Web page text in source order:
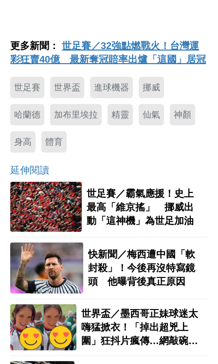
更多新聞：世足賽／32強點燃戰火！台灣運
彩狂賣40億 最新奪冠賠率出爐「這國」居冠
世足賽 世界盃 進球機器 挪威
哈蘭德 加布里埃拉 精靈 仙氣 神顏
身高 體育
延伸閱讀
世足賽／霸氣應援！史上
最高「維京搖」 挪威出
動「這神機」為世足加油
快新聞／梅西遭中國「軟
封殺」！今後再沒特寫鏡
頭 他曝背後真正原因
世界盃／墨西哥正妹球迷太
嗨猛掀衣！「掉出超兇上
圍」狂抖片瘋傳…網敲碗激